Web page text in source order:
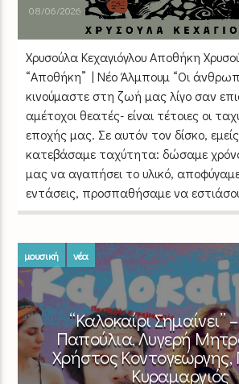
08/06/2026
Χρυσούλα Κεχαγιόγλου Αποθήκη
“Αποθήκη” | Νέο Άλμπουμ “Οι
κινούμαστε στη ζωή μας λίγο σαν
αμέτοχοι θεατές- είναι τέτοιες οι
εποχής μας. Σε αυτόν τον δίσκο,
κατεβάσαμε ταχύτητα: δώσαμε
μας να αγαπήσει το υλικό,
εντάσεις, προσπαθήσαμε να
μουσική νέα
“Καλοκαίρι Σημαίνει”
Παπούλια, Λυγερή
Χρήστος Κοντογεώργης,
Κυραμαργιός